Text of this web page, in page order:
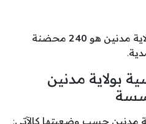
مدنين هو 240 محضنة
بولاية مدنين